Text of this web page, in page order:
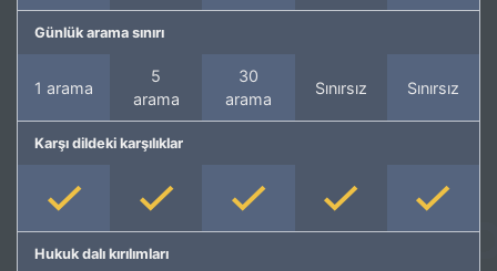
Günlük arama sınırı
1 arama
5
arama
30
arama
Sınırsız Sınırsız
Karşı dildeki karşılıklar
Hukuk dalı kırılımları